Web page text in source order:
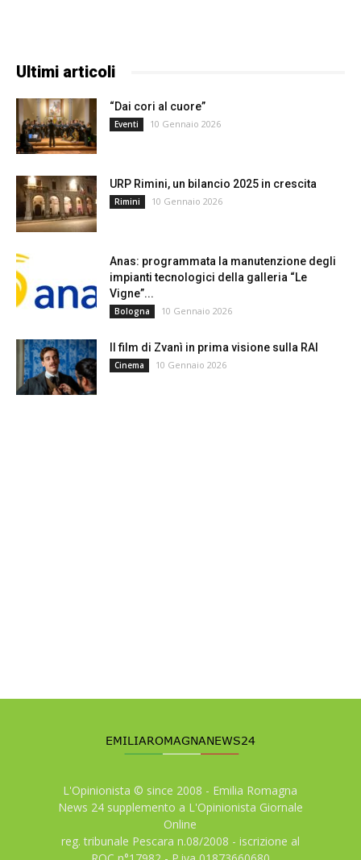
Ultimi articoli
“Dai cori al cuore”
Eventi 10 Gennaio 2026
URP Rimini, un bilancio 2025 in crescita
Rimini 10 Gennaio 2026
Anas: programmata la manutenzione degli
impianti tecnologici della galleria “Le
Vigne”...
Bologna 10 Gennaio 2026
Il film di Zvanì in prima visione sulla RAI
Cinema 10 Gennaio 2026
L'Opinionista © since 2008 - Emilia Romagna
News 24 supplemento a L'Opinionista Giornale
Online
reg. tribunale Pescara n.08/2008 - iscrizione al